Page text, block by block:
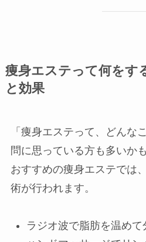
痩身エステって何をす
と効果
「痩身エステって、どんな
問に思っている方も多いか
おすすめの痩身エステでは
術が行われます。
ラジオ波で脂肪を温め